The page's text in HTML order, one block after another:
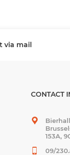
via mail
CONTACT
153A,
09/